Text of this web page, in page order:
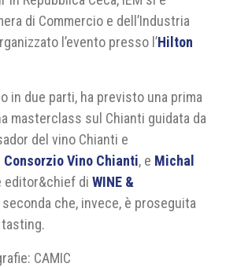
di Commercio e dell’Industria
l’evento presso l’Hilton
in due parti, ha previsto una prima
masterclass sul Chianti guidata da
del vino Chianti e
Consorzio Vino Chianti, e Michal
editor&chief di WINE &
seconda che, invece, è proseguita
CAMIC